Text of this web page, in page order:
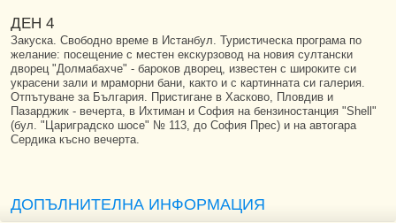
ДЕН 4
Закуска. Свободно време в Истанбул. Туристическа програма по
желание: посещение с местен екскурзовод на новия султански
дворец "Долмабахче" - бароков дворец, известен с широките си
украсени зали и мраморни бани, както и с картинната си галерия.
Отпътуване за България. Пристигане в Хасково, Пловдив и
Пазарджик - вечерта, в Ихтиман и София на бензиностанция "Shell"
(бул. "Цариградско шосе" № 113, до София Прес) и на автогара
Сердика късно вечерта.
ДОПЪЛНИТЕЛНА ИНФОРМАЦИЯ